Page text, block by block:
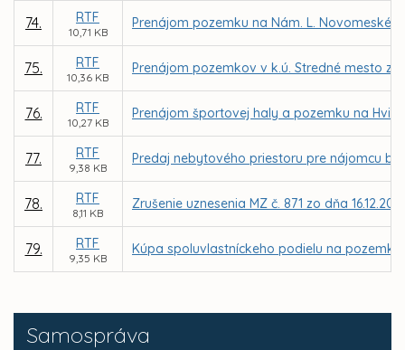
Samospráva
74. RTF
10,71 KB
Prenájom pozemku na Nám. L.
75. RTF
10,36 KB
Prenájom pozemkov v k.ú. Stredné mesto
76. RTF
10,27 KB
Prenájom športovej haly a pozemku na
77. RTF
9,38 KB
Predaj nebytového priestoru pre nájomcu
78. RTF
8,11 KB
Zrušenie uznesenia MZ č. 871 zo dňa
79. RTF
9,35 KB
Kúpa spoluvlastníckeho podielu na pozemku,